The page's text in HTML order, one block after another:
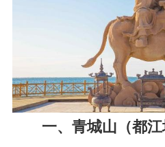
一、青城山（都江